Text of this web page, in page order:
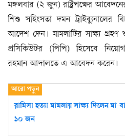
মঙ্গলবার (২ জুন) রাষ্ট্রপক্ষের
শিশু সহিংসতা দমন ট্রাইব্যুনালের
আদেশ দেন। মামলাটির সাক্ষ্য
প্রসিকিউটর (পিপি) হিসেবে
রহমান আদালতে এ আবেদন করেন।
রামিসা হত্যা মামলায় সাক্ষ্য দিলেন মা-
১০ জন